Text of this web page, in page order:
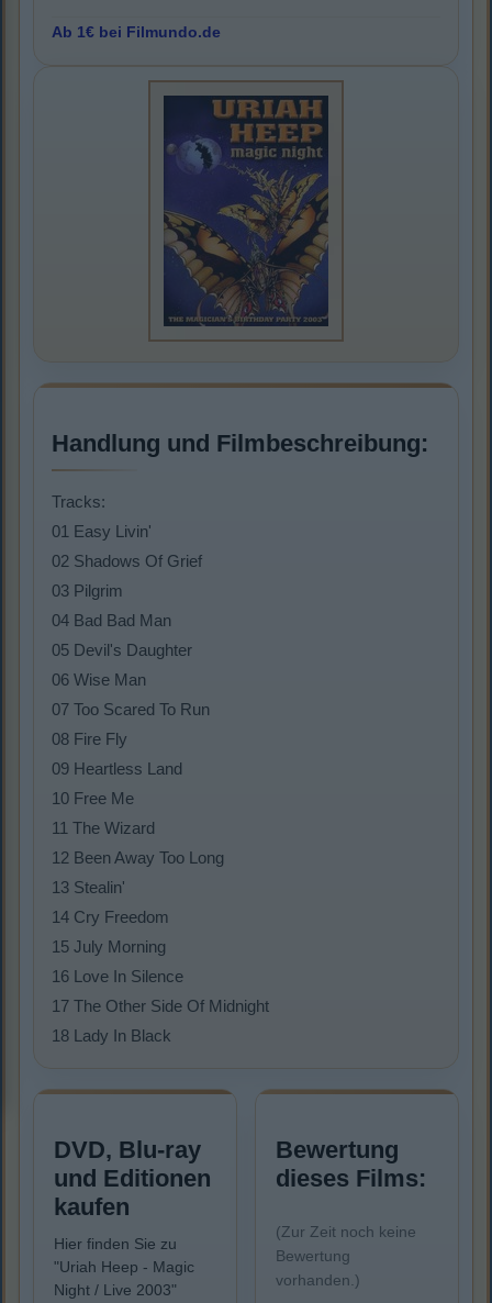
Ab 1€ bei Filmundo.de
Handlung und Filmbeschreibung:
Tracks:
01 Easy Livin'
02 Shadows Of Grief
03 Pilgrim
04 Bad Bad Man
05 Devil's Daughter
06 Wise Man
07 Too Scared To Run
08 Fire Fly
09 Heartless Land
10 Free Me
11 The Wizard
12 Been Away Too Long
13 Stealin'
14 Cry Freedom
15 July Morning
16 Love In Silence
17 The Other Side Of Midnight
18 Lady In Black
DVD, Blu-ray
und Editionen
kaufen
Hier finden Sie zu
"Uriah Heep - Magic
Night / Live 2003"
Bewertung
dieses Films:
(Zur Zeit noch keine
Bewertung
vorhanden.)